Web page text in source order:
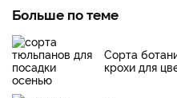
Больше по теме
Сорта
крохи для